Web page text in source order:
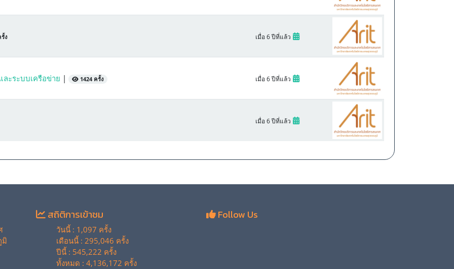
ง เมื่อ 6 ปีที่แล้ว
ะระบบเครือข่าย | 1424 ครั้ง เมื่อ 6 ปีที่แล้ว
เมื่อ 6 ปีที่แล้ว
มิ
สถิติการเข้าชม
วันนี้ : 1,097 ครั้ง
เดือนนี้ : 295,046 ครั้ง
ปีนี้ : 545,222 ครั้ง
ทั้งหมด : 4,136,172 ครั้ง
Follow Us